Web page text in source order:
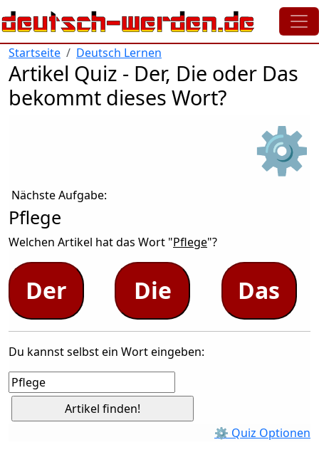
Direkt zum Inhalt
Startseite Deutsch Lernen
Artikel Quiz - Der, Die oder Das
bekommt dieses Wort?
⚙
Nächste Aufgabe:
Pflege
Welchen Artikel hat das Wort "Pflege"?
Der Die Das
Du kannst selbst ein Wort eingeben:
⚙ Quiz Optionen